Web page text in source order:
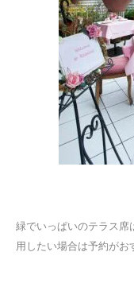
緑でいっぱいのテラス席
用したい場合は予約がお